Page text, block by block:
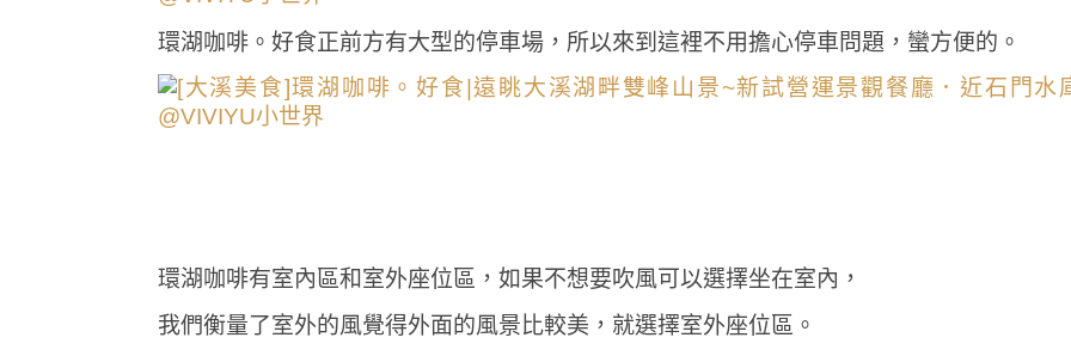
環湖咖啡。好食正前方有大型的停車場，所以來到這裡不用擔心停車問題，蠻方便的。
環湖咖啡有室內區和室外座位區，如果不想要吹風可以選擇坐在室內，
我們衡量了室外的風覺得外面的風景比較美，就選擇室外座位區。